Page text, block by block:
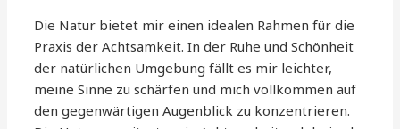
Die Natur bietet mir einen idealen Rahmen für die
Praxis der Achtsamkeit. In der Ruhe und Schönheit
der natürlichen Umgebung fällt es mir leichter,
meine Sinne zu schärfen und mich vollkommen auf
den gegenwärtigen Augenblick zu konzentrieren.